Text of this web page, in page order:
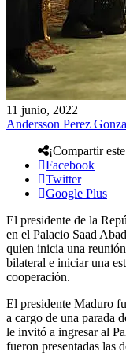
11 junio, 2022
Andersson Perez
¡Compartir
Facebook
Twitter
Google Plus
El presidente de la
en el Palacio Saad
quien inicia una
bilateral e iniciar una
cooperación.
El presidente Maduro
a cargo de una parada
le invitó a ingresar al
fueron presentadas las